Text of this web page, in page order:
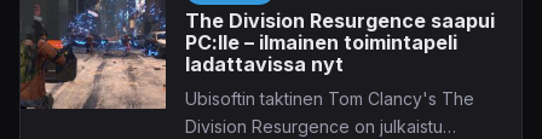
The Division Resurgence saapui
PC:lle – ilmainen toimintapeli
ladattavissa nyt
Ubisoftin taktinen Tom Clancy's The
Division Resurgence on julkaistu